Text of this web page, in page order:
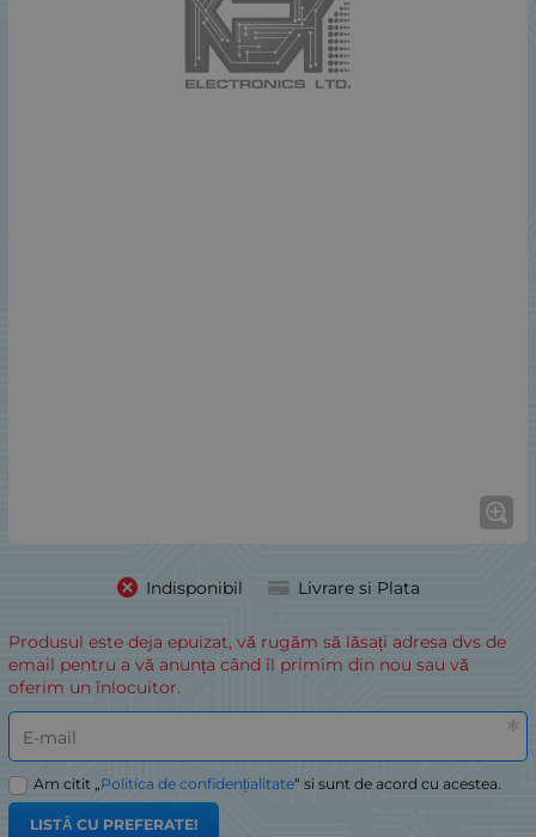
Indisponibil Livrare si Plata
Produsul este deja epuizat, vă rugăm să lăsați adresa dvs de
email pentru a vă anunța când îl primim din nou sau vă
oferim un înlocuitor.
E-mail
Am citit „Politica de confidențialitate“ si sunt de acord cu acestea.
LISTĂ CU PREFERATE!